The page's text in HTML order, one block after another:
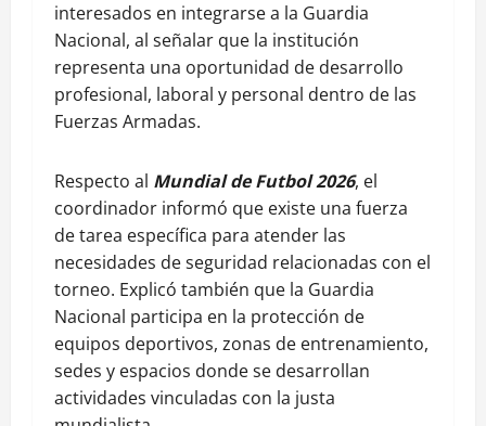
interesados en integrarse a la Guardia
Nacional, al señalar que la institución
representa una oportunidad de desarrollo
profesional, laboral y personal dentro de las
Fuerzas Armadas.
Respecto al Mundial de Futbol 2026, el
coordinador informó que existe una fuerza
de tarea específica para atender las
necesidades de seguridad relacionadas con el
torneo. Explicó también que la Guardia
Nacional participa en la protección de
equipos deportivos, zonas de entrenamiento,
sedes y espacios donde se desarrollan
actividades vinculadas con la justa